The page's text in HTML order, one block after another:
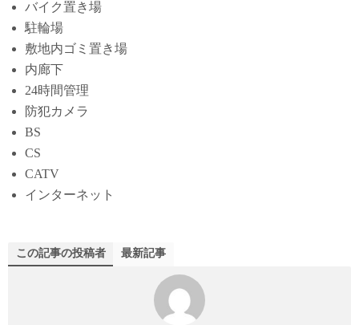
バイク置き場
駐輪場
敷地内ゴミ置き場
内廊下
24時間管理
防犯カメラ
BS
CS
CATV
インターネット
この記事の投稿者 最新記事